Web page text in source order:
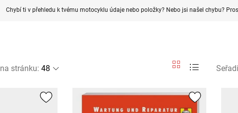
Chybí ti v přehledu k tvému motocyklu údaje nebo položky? Nebo jsi našel chybu?
na stránku: